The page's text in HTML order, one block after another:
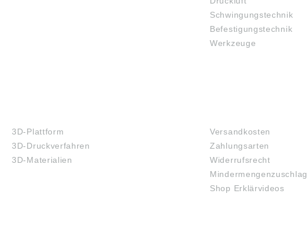
Schwingungstechnik
Befestigungstechnik
Werkzeuge
3D-Plattform
3D-Druckverfahren
3D-Materialien
Versandkosten
Zahlungsarten
Widerrufsrecht
Mindermengenzuschlag
Shop Erklärvideos